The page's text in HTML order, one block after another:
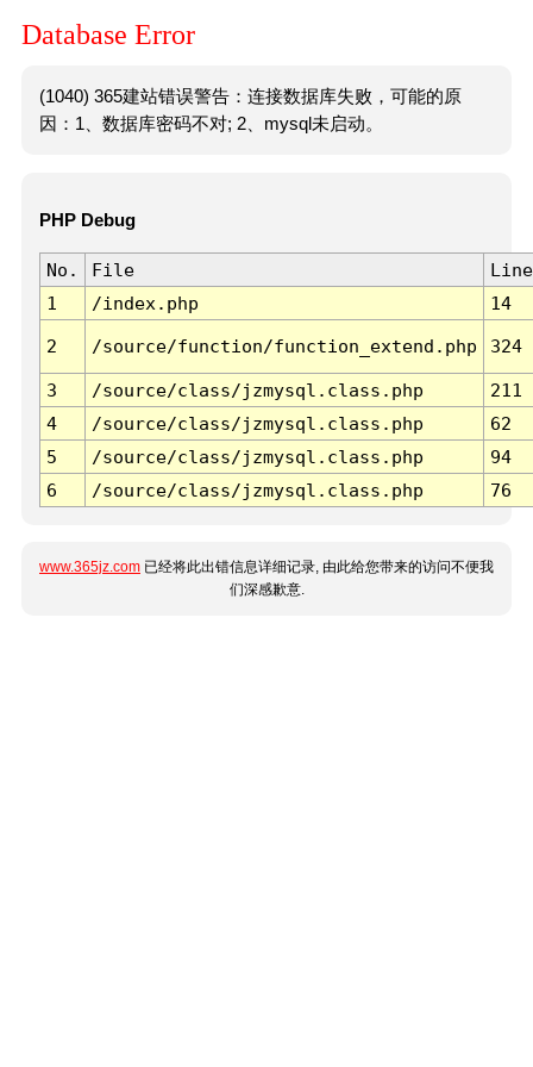
Database Error
(1040) 365建站错误警告：连接数据库失败，可能的原
因：1、数据库密码不对; 2、mysql未启动。
PHP Debug
No. File
Line
1
/index.php 14
2 /source/function/function_extend.php 324
3 /source/class/jzmysql.class.php
211
4
/source/class/jzmysql.class.php
62
5
/source/class/jzmysql.class.php
94
6
/source/class/jzmysql.class.php 76
www.365jz.com 已经将此出错信息详细记录, 由此给您带来的访问不便我
们深感歉意.